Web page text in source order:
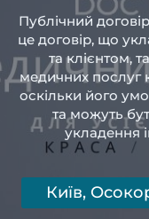
Публічний
це договір, що
та клієнтом,
медичних послуг
оскільки його
та можуть
укладення
Київ,